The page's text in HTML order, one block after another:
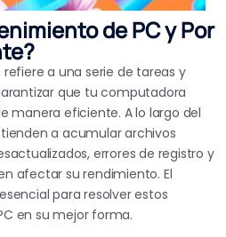
de PC y Por
a una serie de tareas y
que tu computadora
manera eficiente. A lo largo del
a acumular archivos
errores de registro y
afectar su rendimiento. El
para resolver estos
en su mejor forma.